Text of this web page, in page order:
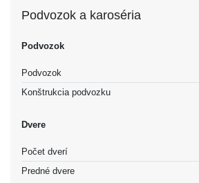
Podvozok a karoséria
Podvozok
Podvozok
Konštrukcia podvozku
Dvere
Počet dverí
Predné dvere